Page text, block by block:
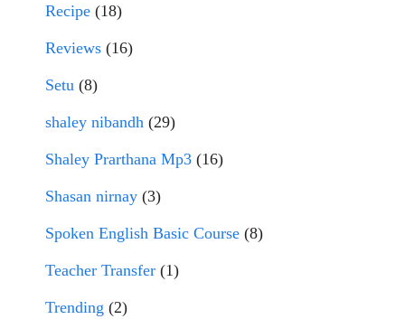
Recipe (18)
Reviews (16)
Setu (8)
shaley nibandh (29)
Shaley Prarthana Mp3 (16)
Shasan nirnay (3)
Spoken English Basic Course (8)
Teacher Transfer (1)
Trending (2)